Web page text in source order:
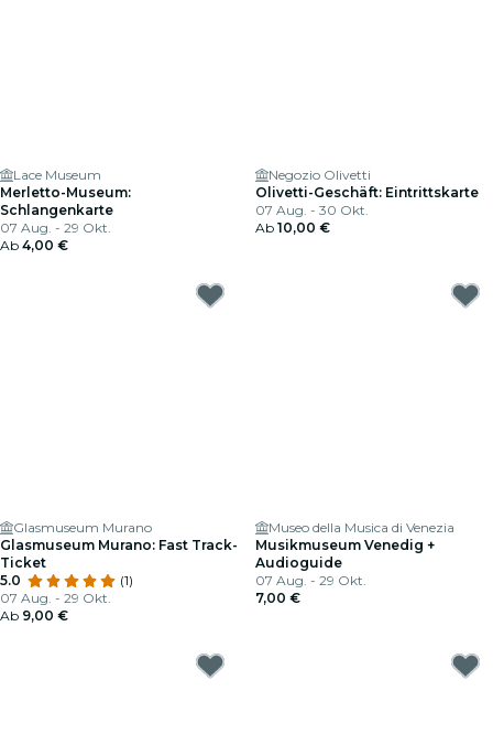
Lace Museum
Merletto-Museum:
Schlangenkarte
07 Aug. - 29 Okt.
Ab 4,00 €
Negozio Olivetti
Olivetti-Geschäft: Eintrittskarte
07 Aug. - 30 Okt.
Ab 10,00 €
Glasmuseum Murano
Glasmuseum Murano: Fast Track-
Ticket
5.0
(1)
07 Aug. - 29 Okt.
Ab 9,00 €
Museo della Musica di Venezia
Musikmuseum Venedig +
Audioguide
07 Aug. - 29 Okt.
7,00 €